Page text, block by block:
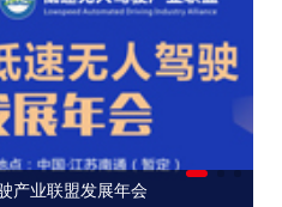
产业联盟发展年会